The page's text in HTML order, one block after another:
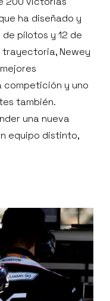
ha diseñado y
pilotos y 12 de
Newey
competición y uno
también.
una nueva
equipo distinto,